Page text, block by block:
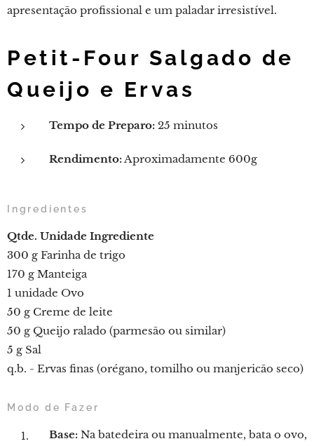
apresentação profissional e um paladar irresistível.
Petit-Four Salgado de
Queijo e Ervas
Tempo de Preparo: 25 minutos
Rendimento:Aproximadamente 600g
Ingredientes
Qtde. Unidade Ingrediente
300 g Farinha de trigo
170 g Manteiga
1 unidade Ovo
50 g Creme de leite
50 g Queijo ralado (parmesão ou similar)
5 g Sal
q.b. - Ervas finas (orégano, tomilho ou manjericão seco)
Modo de Fazer
Base: Na batedeira ou manualmente, bata o ovo,